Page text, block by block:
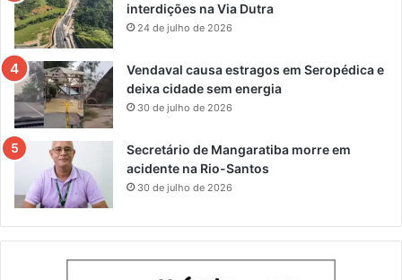
interdições na Via Dutra
24 de julho de 2026
Vendaval causa estragos em Seropédica e
deixa cidade sem energia
30 de julho de 2026
Secretário de Mangaratiba morre em
acidente na Rio-Santos
30 de julho de 2026